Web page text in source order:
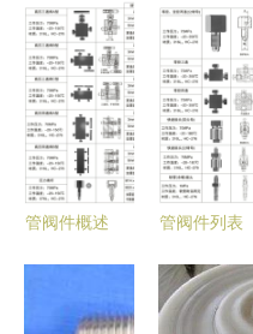
图片大全 |
扬中市成中
仪表管阀件
厂专业供应
管阀件（分
公司）耐腐
蚀塑料管阀
件产品解析
与应用
管阀件概述
管阀件列表
管道系统中